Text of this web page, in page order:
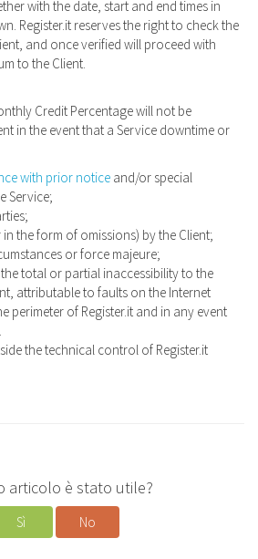
with the date, start and end times in
Register.it reserves the right to check the
and once verified will proceed with
to the Client.
Credit Percentage will not be
in the event that a Service downtime or
with prior notice and/or special
Service;
the form of omissions) by the Client;
or force majeure;
total or partial inaccessibility to the
attributable to faults on the Internet
perimeter of Register.it and in any event
the technical control of Register.it
articolo è stato utile?
Sì No